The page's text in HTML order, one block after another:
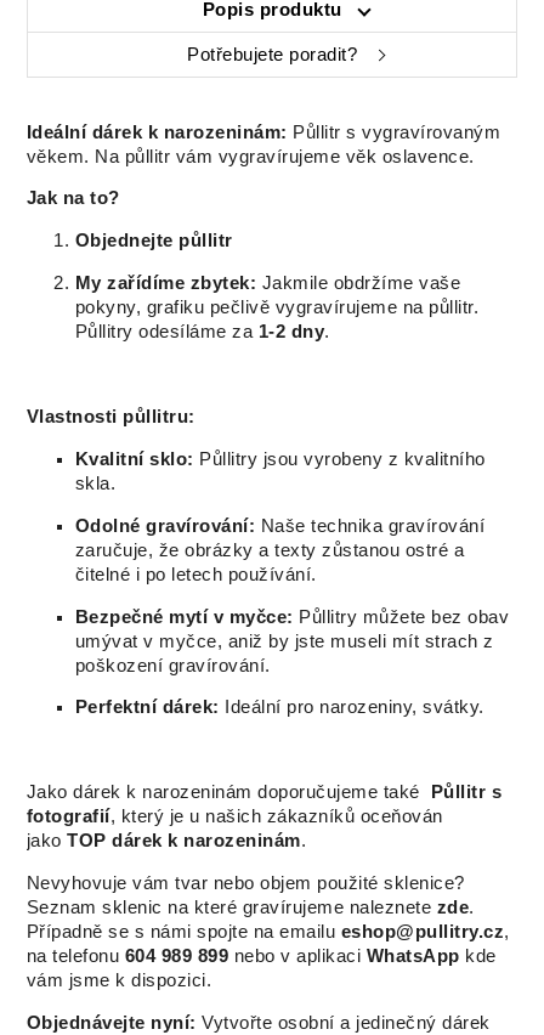
Popis produktu
Potřebujete poradit?
Ideální dárek k narozeninám: Půllitr s vygravírovaným
věkem. Na půllitr vám vygravírujeme věk oslavence.
Jak na to?
Objednejte půllitr
My zařídíme zbytek: Jakmile obdržíme vaše
pokyny, grafiku pečlivě vygravírujeme na půllitr.
Půllitry odesíláme za 1-2 dny.
Vlastnosti půllitru:
Kvalitní sklo: Půllitry jsou vyrobeny z kvalitního
skla.
Odolné gravírování: Naše technika gravírování
zaručuje, že obrázky a texty zůstanou ostré a
čitelné i po letech používání.
Bezpečné mytí v myčce: Půllitry můžete bez obav
umývat v myčce, aniž by jste museli mít strach z
poškození gravírování.
Perfektní dárek: Ideální pro narozeniny, svátky.
Jako dárek k narozeninám doporučujeme také
Půllitr s
fotografií, který je u našich zákazníků oceňován
jakoTOP dárek k narozeninám.
Nevyhovuje vám tvar nebo objem použité sklenice?
Seznam sklenic na které gravírujeme naleznete zde.
Případně se s námi spojte na emailu eshop@pullitry.cz,
na telefonu 604 989 899 nebo v aplikaci WhatsApp kde
vám jsme k dispozici.
Objednávejte nyní: Vytvořte osobní a jedinečný dárek